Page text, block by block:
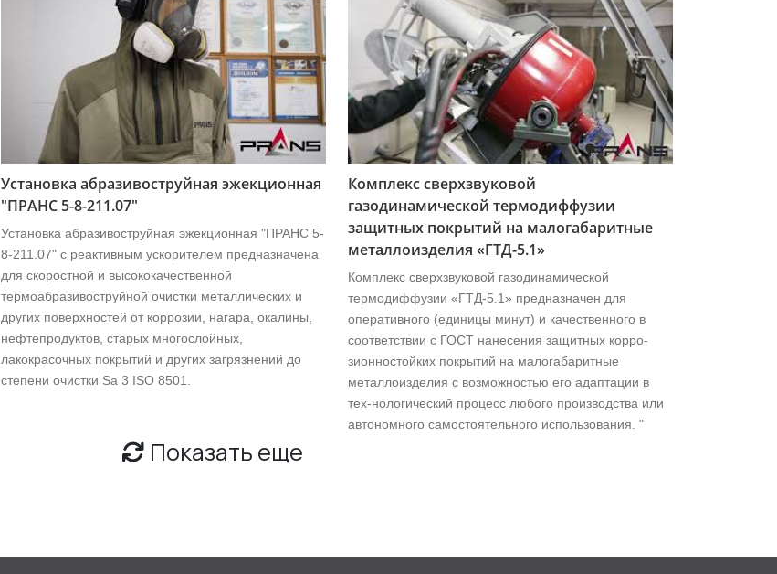
Установка абразивоструйная эжекционная
"ПРАНС 5-8-211.07"
Установка абразивоструйная эжекционная "ПРАНС 5-
8-211.07" с реактивным ускорителем предназначена
для скоростной и высококачественной
термоaбразивоструйной очистки металлических и
других поверхностей от коррозии, нагара, окалины,
нефтепродуктов, старых многослойных,
лакокрасочных покрытий и других загрязнений до
степени очистки Sa 3 ISO 8501.
Комплекс сверхзвуковой
газодинамической термодиффузии
защитных покрытий на малогабаритные
металлоизделия «ГТД-5.1»
Комплекс сверхзвуковой газодинамической
термодиффузии «ГТД-5.1» предназначен для
оперативного (единицы минут) и качественного в
соответствии с ГОСТ нанесения защитных корро-
зионностойких покрытий на малогабаритные
металлоизделия с возможностью его адаптации в
тех-нологический процесс любого производства или
автономного самостоятельного использования. "
Показать еще